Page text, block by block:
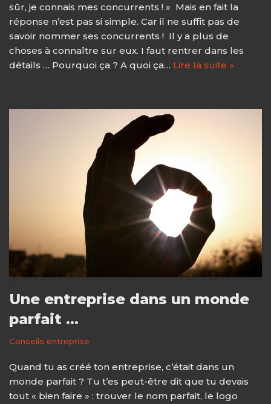
sûr, je connais mes concurrents ! » Mais en fait la
réponse n’est pas si simple. Car il ne suffit pas de
savoir nommer ses concurrents ! Il y a plus de
choses à connaître sur eux. I faut rentrer dans les
détails … Pourquoi ça ? A quoi ça… Lire la suite »
Une entreprise dans un monde
parfait …
Conseils entreprise
Quand tu as créé ton entreprise, c’était dans un
monde parfait ? Tu t’es peut-être dit que tu devais
tout « bien faire » : trouver le nom parfait, le logo